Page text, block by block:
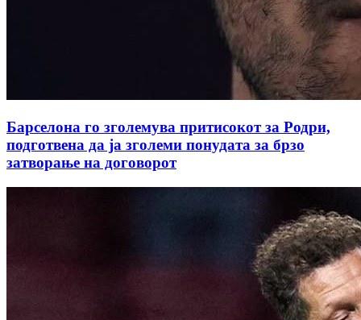
Барселона го зголемува притисокот за Родри,
подготвена да ја зголеми понудата за брзо
затворање на договорот